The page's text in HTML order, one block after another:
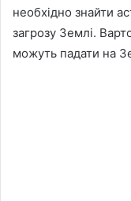
необхідно знайти
загрозу Землі.
можуть падати на